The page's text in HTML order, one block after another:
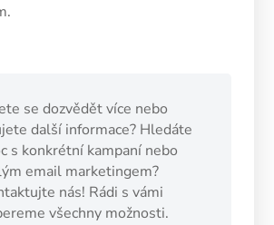
se dozvědět více nebo
další informace? Hledáte
s konkrétní kampaní nebo
email marketingem?
nás! Rádi s vámi
všechny možnosti.